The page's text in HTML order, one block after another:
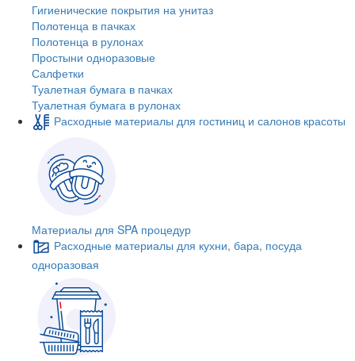
Гигиенические покрытия на унитаз
Полотенца в пачках
Полотенца в рулонах
Простыни одноразовые
Салфетки
Туалетная бумага в пачках
Туалетная бумага в рулонах
Расходные материалы для гостиниц и салонов красоты
Материалы для SPA процедур
Расходные материалы для кухни, бара, посуда
одноразовая